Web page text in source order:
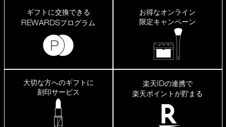
ギフトに交換できる
REWARDSプログラム
お得なオンライン
限定キャンペーン
大切な方へのギフトに
刻印サービス
楽天IDの連携で
楽天ポイントが貯まる